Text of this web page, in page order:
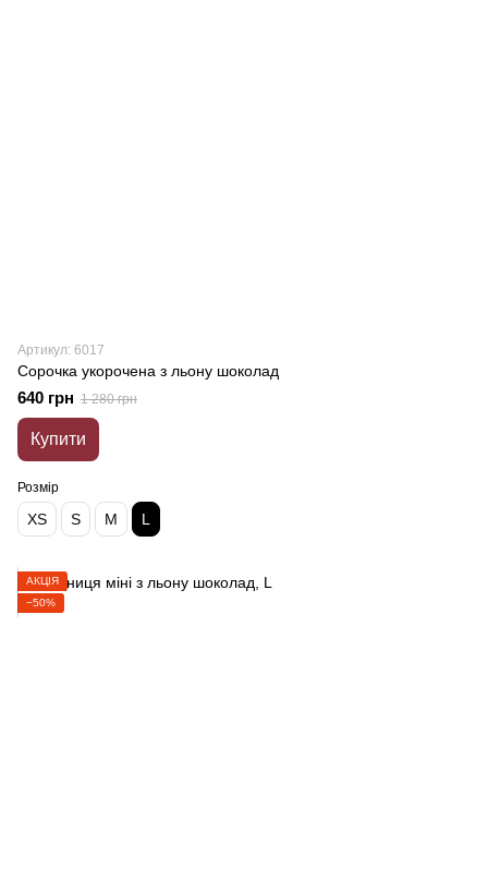
Артикул: 6017
Сорочка укорочена з льону шоколад
640 грн 1 280 грн
Купити
Розмір
XS S M L
АКЦІЯ
−50%